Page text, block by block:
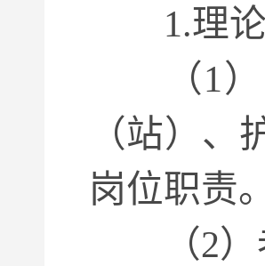
1.理论
（1）《
（站）
岗位职责。
（2）